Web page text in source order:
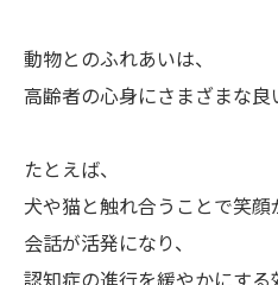
動物とのふれあいは、
高齢者の心身にさまざまな良
たとえば、
犬や猫と触れ合うことで笑顔
会話が活発になり、
認知症の進行を緩やかにする